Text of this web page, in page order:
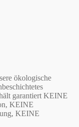
ökologische
garantiert KEINE
KEINE
KEINE